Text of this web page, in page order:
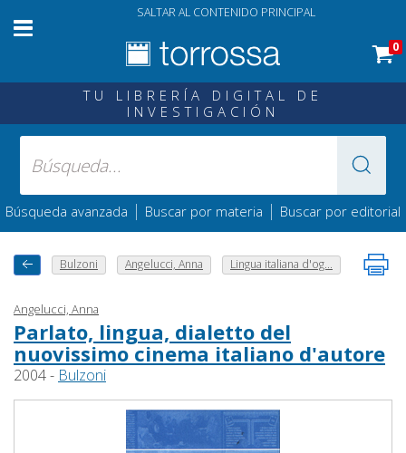
SALTAR AL CONTENIDO PRINCIPAL
0
TU LIBRERÍA DIGITAL DE
INVESTIGACIÓN
Búsqueda avanzada | Buscar por materia | Buscar por editorial
Bulzoni Angelucci, Anna Lingua italiana d'og...
Angelucci, Anna
Parlato, lingua, dialetto del
nuovissimo cinema italiano d'autore
2004 - Bulzoni